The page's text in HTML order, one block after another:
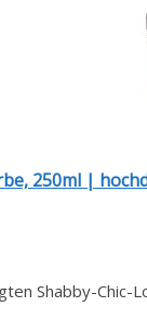
250ml |
Shabby-Chic-